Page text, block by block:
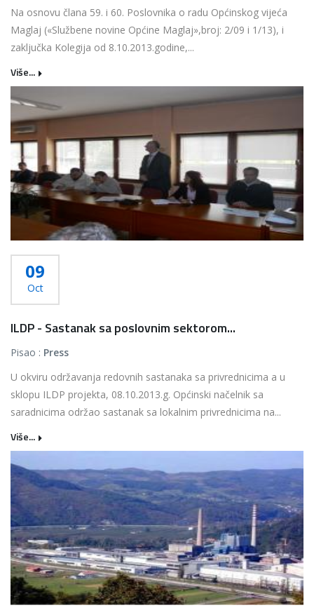
Na osnovu člana 59. i 60. Poslovnika o radu Općinskog vijeća
Maglaj («Službene novine Općine Maglaj»,broj: 2/09 i 1/13), i
zaključka Kolegija od 8.10.2013.godine,...
Više...
09
Oct
ILDP - Sastanak sa poslovnim sektorom...
Pisao : Press
U okviru održavanja redovnih sastanaka sa privrednicima a u
sklopu ILDP projekta, 08.10.2013.g. Općinski načelnik sa
saradnicima održao sastanak sa lokalnim privrednicima na...
Više...